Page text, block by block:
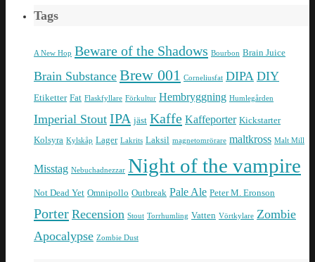
Tags
A New Hop Beware of the Shadows Bourbon Brain Juice
Brain Substance Brew 001 Corneliusfat DIPA DIY
Etiketter Fat Flaskfyllare Förkultur Hembryggning Humlegården
Imperial Stout IPA jäst Kaffe Kaffeporter Kickstarter
Kolsyra Kylskåp Lager Lakrits Laksil magnetomrörare maltkross Malt Mill
Misstag Nebuchadnezzar Night of the vampire
Not Dead Yet Omnipollo Outbreak Pale Ale Peter M. Eronson
Porter Recension Stout Torrhumling Vatten Vörtkylare Zombie
Apocalypse Zombie Dust